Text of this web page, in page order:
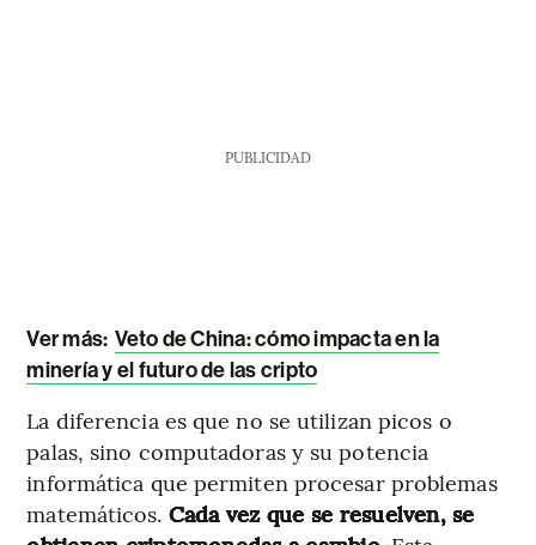
PUBLICIDAD
Ver más: Veto de China: cómo impacta en la
minería y el futuro de las cripto
La diferencia es que no se utilizan picos o
palas, sino computadoras y su potencia
informática que permiten procesar problemas
matemáticos. Cada vez que se resuelven, se